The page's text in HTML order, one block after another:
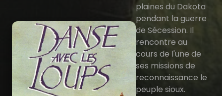
plaines du Dakota
pendant la guerre
de Sécession. Il
rencontre au
cours de l'une de
ses missions de
reconnaissance le
peuple sioux.